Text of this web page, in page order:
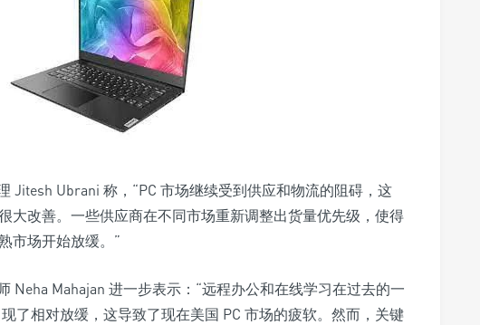
Jitesh Ubrani 称，“PC 市场继续受到供应和物流的阻碍，这
大改善。一些供应商在不同市场重新调整出货量优先级，使得
市场开始放缓。”
Neha Mahajan 进一步表示：“远程办公和在线学习在过去的一
了相对放缓，这导致了现在美国 PC 市场的疲软。然而，关键